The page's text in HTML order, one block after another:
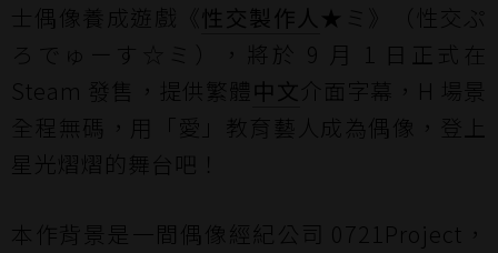
士偶像養成遊戲《 性交製作人 ★ミ》（性交ぷ
ろでゅーす☆ミ），將於 9 月 1 日正式在
Steam 發售，提供繁體 中文 介面字幕，H 場景
全程無碼，用「愛」教育藝人成為偶像，登上
星光熠熠的舞台吧！
本作背景是一間偶像經紀公司 0721Project，